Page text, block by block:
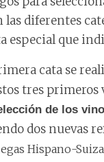
las diferentes
especial que
cata se
tres
de los
dos nuevas
Hispano-